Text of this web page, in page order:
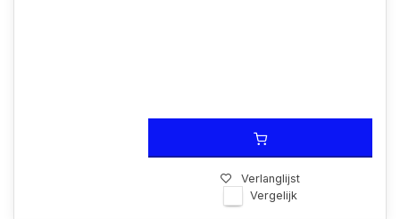
Verlanglijst
Vergelijk